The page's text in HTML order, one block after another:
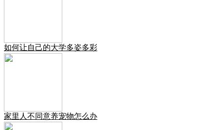
如何让自己的大学多姿多彩
家里人不同意养宠物怎么办